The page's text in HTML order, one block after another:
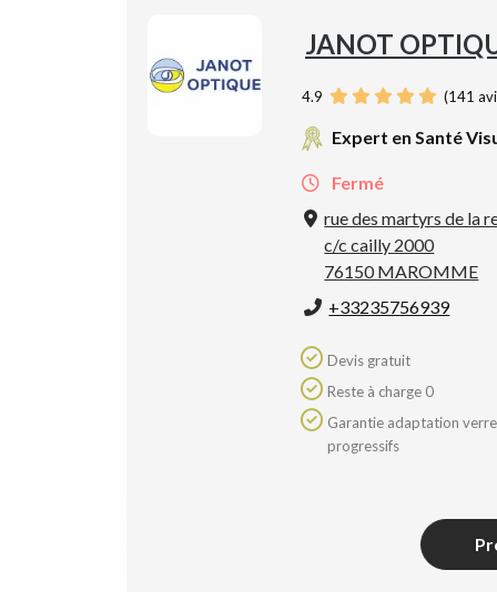
JANOT
4.9 (141
Expert en Santé
Fermé
rue des martyrs de la
c/c cailly 2000
76150 MAROMME
+33235756939
Devis gratuit
Reste à charge 0
progressifs